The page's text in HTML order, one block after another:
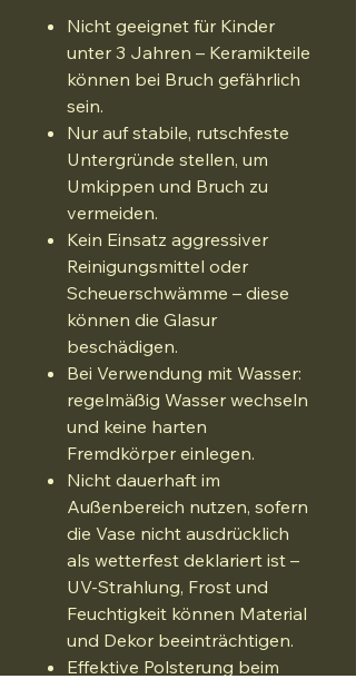
Nicht geeignet für Kinder
unter 3 Jahren – Keramikteile
können bei Bruch gefährlich
sein.
Nur auf stabile, rutschfeste
Untergründe stellen, um
Umkippen und Bruch zu
vermeiden.
Kein Einsatz aggressiver
Reinigungsmittel oder
Scheuerschwämme – diese
können die Glasur
beschädigen.
Bei Verwendung mit Wasser:
regelmäßig Wasser wechseln
und keine harten
Fremdkörper einlegen.
Nicht dauerhaft im
Außenbereich nutzen, sofern
die Vase nicht ausdrücklich
als wetterfest deklariert ist –
UV-Strahlung, Frost und
Feuchtigkeit können Material
und Dekor beeinträchtigen.
Effektive Polsterung beim